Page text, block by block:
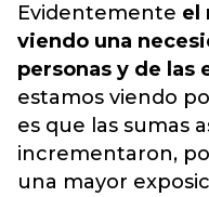
Evidentemente el
viendo una
personas y de las
estamos viendo
es que las sumas
incrementaron,
una mayor